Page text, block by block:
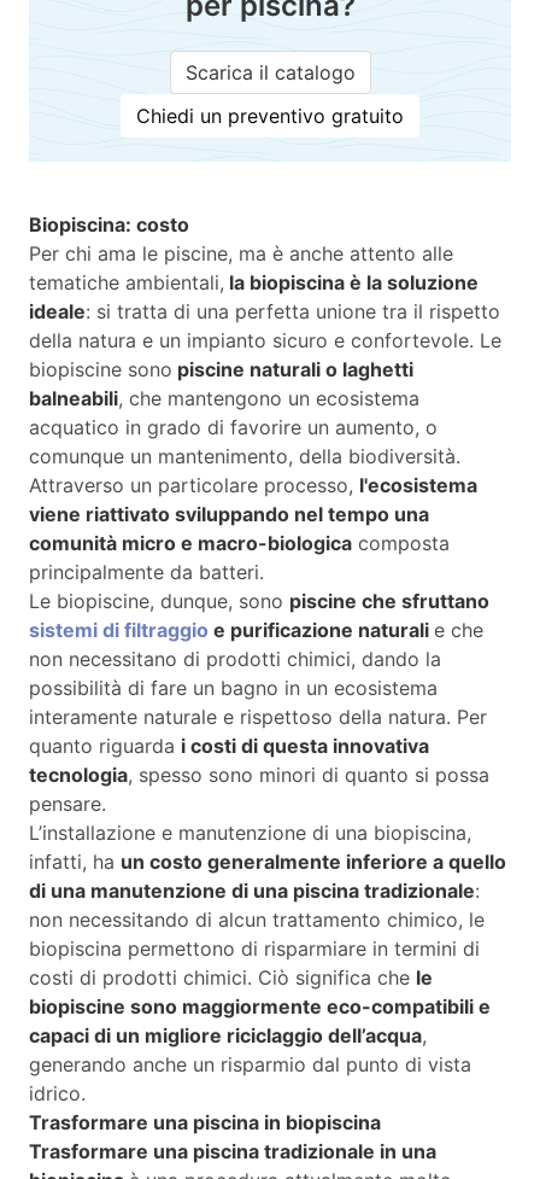
Scarica il catalogo
Chiedi un preventivo gratuito
Biopiscina: costo
Per chi ama le piscine, ma è anche attento alle
tematiche ambientali, la biopiscina è la soluzione
ideale: si tratta di una perfetta unione tra il rispetto
della natura e un impianto sicuro e confortevole. Le
biopiscine sono piscine naturali o laghetti
balneabili, che mantengono un ecosistema
acquatico in grado di favorire un aumento, o
comunque un mantenimento, della biodiversità.
Attraverso un particolare processo, l'ecosistema
viene riattivato sviluppando nel tempo una
comunità micro e macro-biologica composta
principalmente da batteri.
Le biopiscine, dunque, sono piscine che sfruttano
sistemi di filtraggio e purificazione naturali e che
non necessitano di prodotti chimici, dando la
possibilità di fare un bagno in un ecosistema
interamente naturale e rispettoso della natura. Per
quanto riguarda i costi di questa innovativa
tecnologia, spesso sono minori di quanto si possa
pensare.
L’installazione e manutenzione di una biopiscina,
infatti, ha un costo generalmente inferiore a quello
di una manutenzione di una piscina tradizionale:
non necessitando di alcun trattamento chimico, le
biopiscina permettono di risparmiare in termini di
costi di prodotti chimici. Ciò significa che le
biopiscine sono maggiormente eco-compatibili e
capaci di un migliore riciclaggio dell’acqua,
generando anche un risparmio dal punto di vista
idrico.
Trasformare una piscina in biopiscina
Trasformare una piscina tradizionale in una